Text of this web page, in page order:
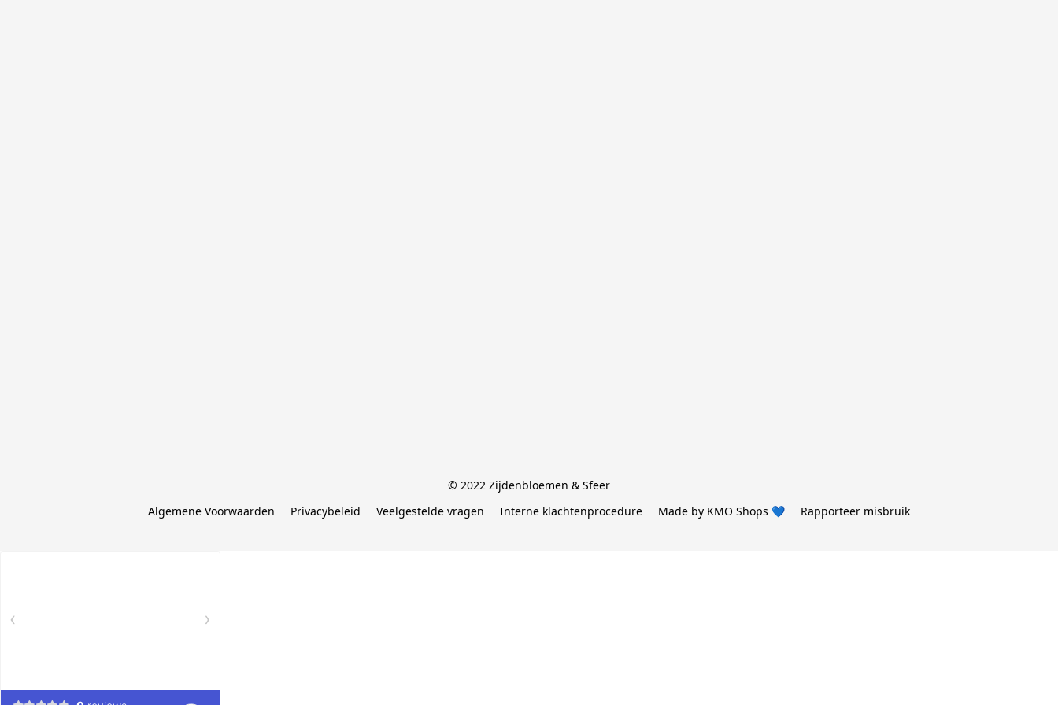
© 2022 Zijdenbloemen & Sfeer
Algemene Voorwaarden
Privacybeleid Veelgestelde vragen Interne klachtenprocedure Made by KMO Shops 💙 Rapporteer misbruik